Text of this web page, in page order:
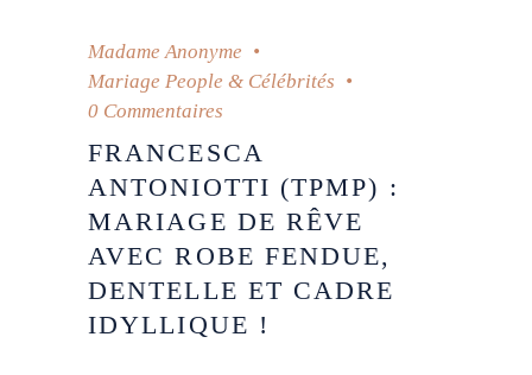
Madame Anonyme
Mariage People & Célébrités
0 Commentaires
FRANCESCA
ANTONIOTTI (TPMP) :
MARIAGE DE RÊVE
AVEC ROBE FENDUE,
DENTELLE ET CADRE
IDYLLIQUE !